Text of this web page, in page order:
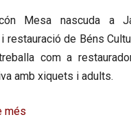
Mesa nascuda a
restauració de Béns
com a
amb xiquets i adults.
més